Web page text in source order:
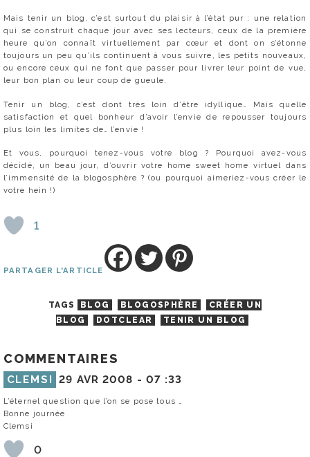
Mais tenir un blog, c’est surtout du plaisir à l’état pur : une relation
qui se construit chaque jour avec ses lecteurs, ceux de la première
heure qu’on connaît virtuellement par cœur et dont on s’étonne
toujours un peu qu’ils continuent à vous suivre, les petits nouveaux,
ou encore ceux qui ne font que passer pour livrer leur point de vue,
leur bon plan ou leur coup de gueule.
Tenir un blog, c’est dont très loin d’être idyllique… Mais quelle
satisfaction et quel bonheur d’avoir l’envie de repousser toujours
plus loin les limites de… l’envie !
Et vous, pourquoi tenez-vous votre blog ? Pourquoi avez-vous
décidé, un beau jour, d’ouvrir votre home sweet home virtuel dans
l’immensité de la blogosphère ? (ou pourquoi aimeriez-vous créer le
votre hein !)
1
PARTAGER L'ARTICLE
TAGS BLOG BLOGOSPHÈRE
CRÉER UN
BLOG
DOTCLEAR TENIR UN BLOG
COMMENTAIRES
CLEMSI 29 AVR 2008 - 07 :33
L’éternel question que l’on se pose tous …
Bonne journée
Clemsi
0